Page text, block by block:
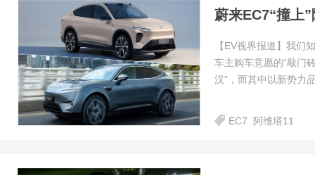
蔚来EC7“撞上
【EV视界报道】我们
车主购车意愿的“敲门
汉”，而其中以新势力
EC7 阿维塔11